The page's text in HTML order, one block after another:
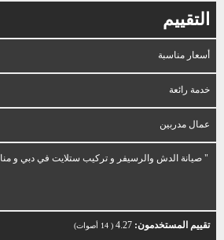
التقييم
أسعار مناسبة
خدمة رائعة
عمال مدربين
" صيانة الدش والرسيفر و تركيب ستلايت في دبي و
تقييم المستخدمون: 4.27
(
14 أصوات)